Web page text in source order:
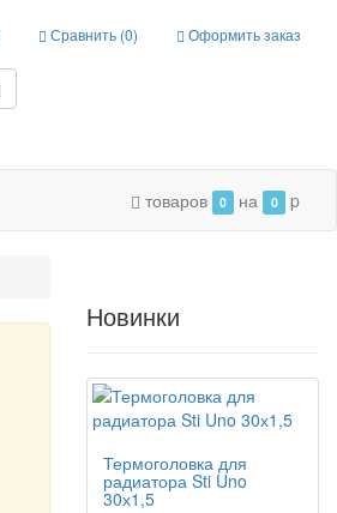
Сравнить (0) Оформить заказ
товаров 0 на 0 p
Новинки
Термоголовка для
радиатора Sti Uno
30х1,5